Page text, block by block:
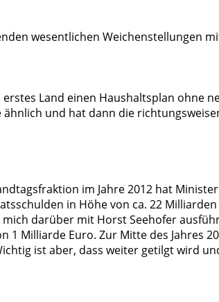
wesentlichen Weichenstellungen
Land einen Haushaltsplan ohne
und hat dann die
im Jahre 2012 hat
in Höhe von ca. 22
darüber mit Horst Seehofer
1 Milliarde Euro. Zur Mitte des Jahres
ist aber, dass weiter getilgt wird